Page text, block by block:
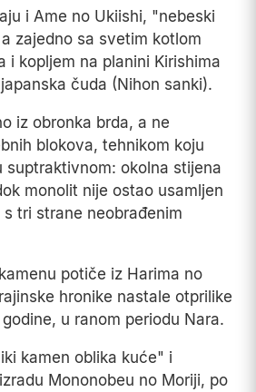
i Ame no Ukiishi, "nebeski
zajedno sa svetim kotlom
i kopljem na planini Kirishima
čuda (Nihon sanki).
iz obronka brda, a ne
blokova, tehnikom koju
suptraktivnom: okolna stijena
monolit nije ostao usamljen
tri strane neobrađenim
potiče iz Harima no
hronike nastale otprilike
godine, u ranom periodu Nara.
kamen oblika kuće" i
Mononobeu no Moriji, po